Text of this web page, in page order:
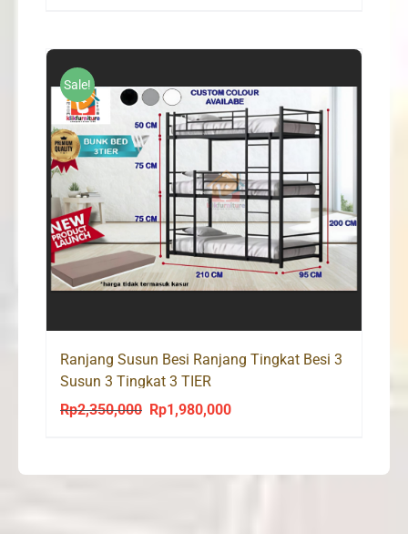
Sale!
Ranjang Susun Besi Ranjang Tingkat Besi 3
Susun 3 Tingkat 3 TIER
Rp2,350,000
Original
Rp1,980,000Current